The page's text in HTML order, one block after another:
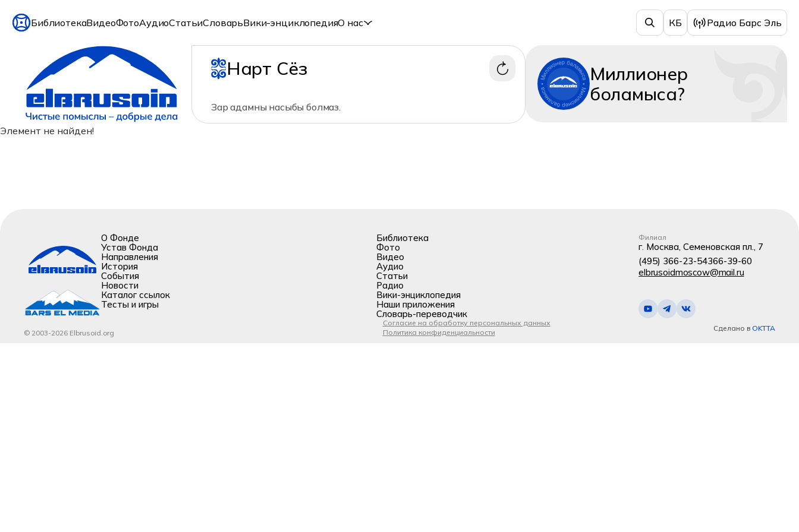
БиблиотекаВидеоФотоАудиоСтатьиСловарьВики-энциклопедияО нас КБ Радио Барс Эль
Нарт Сёз
Зар адамны насыбы болмаз.
Миллионер
боламыса?
Элемент не найден!
О Фонде
Устав Фонда
Направления
История
События
Новости
Каталог ссылок
Тесты и игры
Библиотека
Фото
Видео
Аудио
Статьи
Радио
Вики-энциклопедия
Наши приложения
Словарь-переводчик
Филиал
г. Москва, Семеновская пл., 7
(495) 366-23-54366-39-60
elbrusoidmoscow@mail.ru
© 2003-2026 Elbrusoid.org
Согласие на обработку персональных данных
Политика конфиденциальности
Сделано в OKTTA